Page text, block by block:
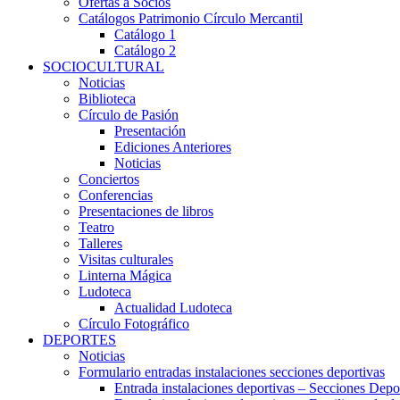
Catálogos Patrimonio Círculo Mercantil
Catálogo 1
Catálogo 2
SOCIOCULTURAL
Noticias
Biblioteca
Círculo de Pasión
Presentación
Ediciones Anteriores
Noticias
Conciertos
Conferencias
Presentaciones de libros
Teatro
Talleres
Visitas culturales
Linterna Mágica
Ludoteca
Actualidad Ludoteca
Círculo Fotográfico
DEPORTES
Noticias
Formulario entradas instalaciones secciones deportivas
Entrada instalaciones deportivas – Secciones